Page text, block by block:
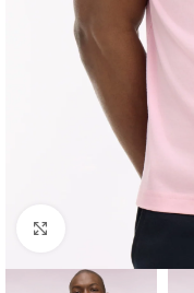
Click to enlarge